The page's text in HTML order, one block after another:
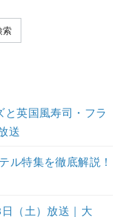
索
英国風寿司・フラ
送
ル特集を徹底解説！
（土）放送｜大